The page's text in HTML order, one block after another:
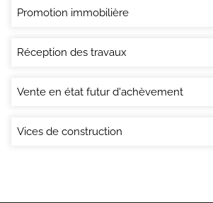
Promotion immobilière
Réception des travaux
Vente en état futur d'achèvement
Vices de construction